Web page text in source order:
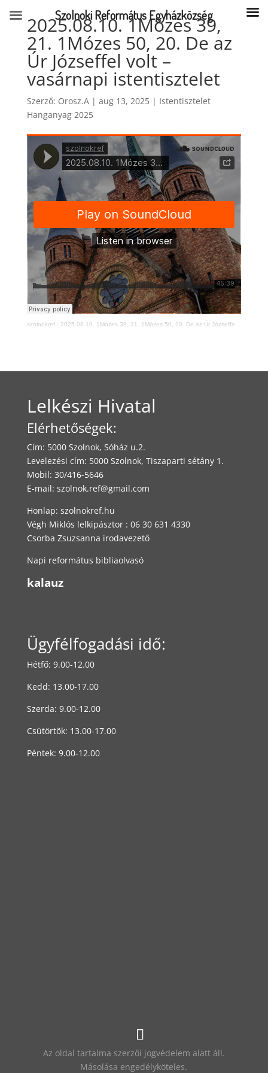
2025.08.10. 1Mózes 39,
21. 1Mózes 50, 20. De az
Úr Józseffel volt –
vasárnapi istentisztelet
Szerző: Orosz.A| aug 13, 2025| Istentisztelet
Hanganyag 2025
szolnokref· 2025.08.10. 1Mózes 39, 21. 1Mózes 50, 20. De az Úr Józseffel volt - vasárnapi istentisztelet
Lelkészi Hivatal
Elérhetőségek:
Cím: 5000 Szolnok, Sóház u.2.
Levelezési cím: 5000 Szolnok, Tiszaparti sétány 1.
Mobil: 30/416-5646
E-mail: szolnok.ref@gmail.com
Honlap: szolnokref.hu
Végh Miklós lelkipásztor : 06 30 631 4330
Csorba Zsuzsanna irodavezető
Napi református bibliaolvasó
kalauz
Ügyfélfogadási idő:
Hétfő: 9.00-12.00
Kedd: 13.00-17.00
Szerda: 9.00-12.00
Csütörtök: 13.00-17.00
Péntek: 9.00-12.00
Az oldal tartalma szerzői jogvédelem alatt áll.
Másolása engedélyköteles.
Szolnoki Református Egyházközség